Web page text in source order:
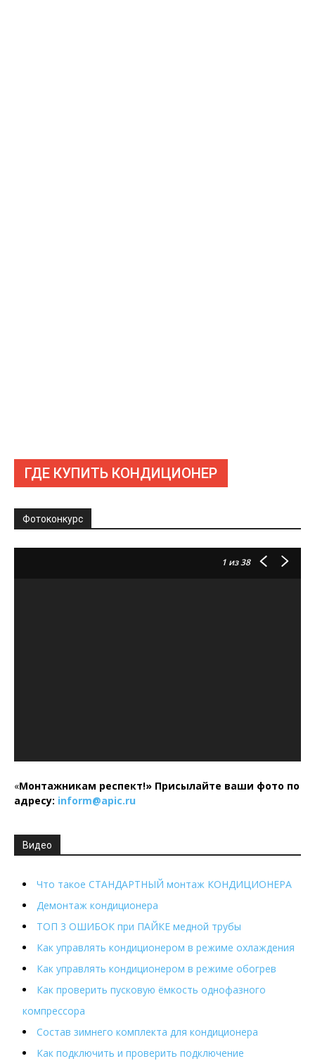
ГДЕ КУПИТЬ КОНДИЦИОНЕР
Фотоконкурс
1 из 38
«Монтажникам респект!» Присылайте ваши фото по
адресу: inform@apic.ru
Видео
Что такое СТАНДАРТНЫЙ монтаж КОНДИЦИОНЕРА
Демонтаж кондиционера
ТОП 3 ОШИБОК при ПАЙКЕ медной трубы
Как управлять кондиционером в режиме охлаждения
Как управлять кондиционером в режиме обогрев
Как проверить пусковую ёмкость однофазного
компрессора
Состав зимнего комплекта для кондиционера
Как подключить и проверить подключение